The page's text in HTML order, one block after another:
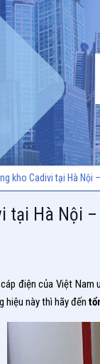
kho Cadivi tại Hà Nội
tại Hà Nội
điện của Việt
hiệu này thì hãy đến